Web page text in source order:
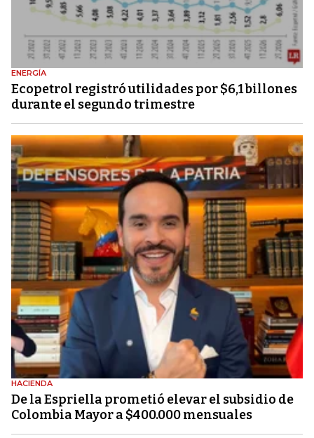
ENERGÍA
Ecopetrol registró utilidades por $6,1 billones
durante el segundo trimestre
HACIENDA
De la Espriella prometió elevar el subsidio de
Colombia Mayor a $400.000 mensuales